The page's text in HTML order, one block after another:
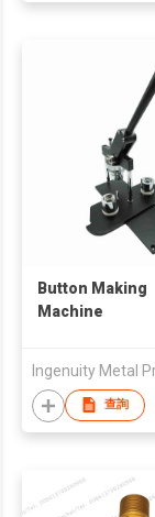
Button Making
Machine
查詢